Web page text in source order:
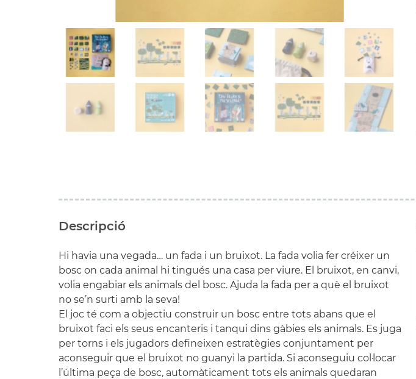
Descripció
Hi havia una vegada… un fada i un bruixot. La fada volia fer créixer un
bosc on cada animal hi tingués una casa per viure. El bruixot, en canvi,
volia engabiar els animals del bosc. Ajuda la fada per a què el bruixot
no se’n surti amb la seva!
El joc té com a objectiu construir un bosc entre tots abans que el
bruixot faci els seus encanteris i tanqui dins gàbies els animals. Es juga
per torns i els jugadors defineixen estratègies conjuntament per
aconseguir que el bruixot no guanyi la partida. Si aconseguiu col·locar
l’última peça de bosc, automàticament tots els animals quedaran